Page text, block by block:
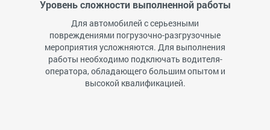
Уровень сложности выполненной работы
Для автомобилей с серьезными
повреждениями погрузочно-разгрузочные
мероприятия усложняются. Для выполнения
работы необходимо подключать водителя-
оператора, обладающего большим опытом и
высокой квалификацией.